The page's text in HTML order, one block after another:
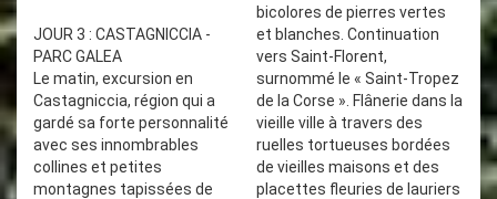
JOUR 3 : CASTAGNICCIA -
PARC GALEA
Le matin, excursion en
Castagniccia, région qui a
gardé sa forte personnalité
avec ses innombrables
collines et petites
montagnes tapissées de
bicolores de pierres vertes
et blanches. Continuation
vers Saint-Florent,
surnommé le « Saint-Tropez
de la Corse ». Flânerie dans la
vieille ville à travers des
ruelles tortueuses bordées
de vieilles maisons et des
placettes fleuries de lauriers